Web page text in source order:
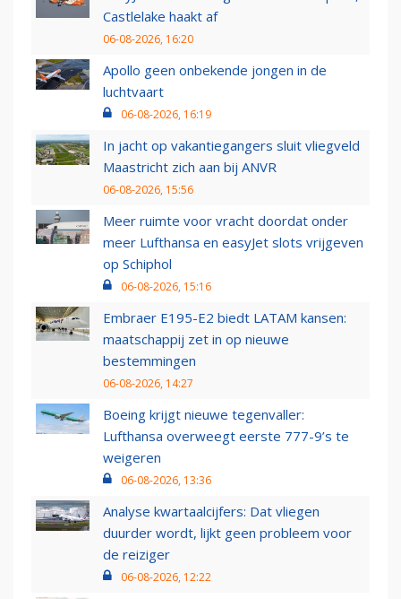
Castlelake haakt af
06-08-2026, 16:20
Apollo geen onbekende jongen in de
luchtvaart
06-08-2026, 16:19
In jacht op vakantiegangers sluit vliegveld
Maastricht zich aan bij ANVR
06-08-2026, 15:56
Meer ruimte voor vracht doordat onder
meer Lufthansa en easyJet slots vrijgeven
op Schiphol
06-08-2026, 15:16
Embraer E195-E2 biedt LATAM kansen:
maatschappij zet in op nieuwe
bestemmingen
06-08-2026, 14:27
Boeing krijgt nieuwe tegenvaller:
Lufthansa overweegt eerste 777-9’s te
weigeren
06-08-2026, 13:36
Analyse kwartaalcijfers: Dat vliegen
duurder wordt, lijkt geen probleem voor
de reiziger
06-08-2026, 12:22